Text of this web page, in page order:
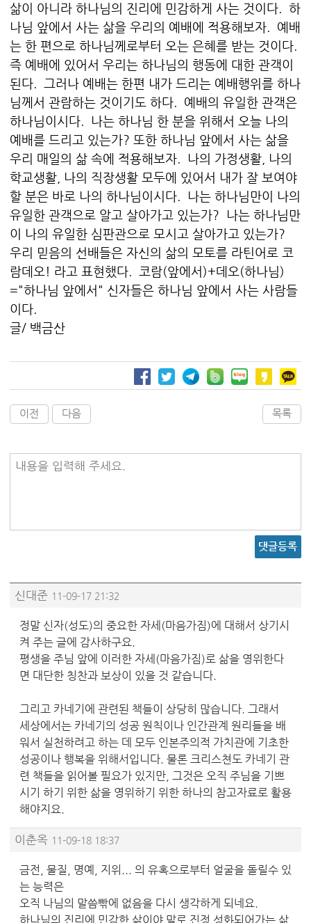
삶이 아니라 하나님의 진리에 민감하게 사는 것이다. 하
나님 앞에서 사는 삶을 우리의 예배에 적용해보자. 예배
는 한 편으로 하나님께로부터 오는 은혜를 받는 것이다.
즉 예배에 있어서 우리는 하나님의 행동에 대한 관객이
된다. 그러나 예배는 한편 내가 드리는 예배행위를 하나
님께서 관람하는 것이기도 하다. 예배의 유일한 관객은
하나님이시다. 나는 하나님 한 분을 위해서 오늘 나의
예배를 드리고 있는가? 또한 하나님 앞에서 사는 삶을
우리 매일의 삶 속에 적용해보자. 나의 가정생활, 나의
학교생활, 나의 직장생활 모두에 있어서 내가 잘 보여야
할 분은 바로 나의 하나님이시다. 나는 하나님만이 나의
유일한 관객으로 알고 살아가고 있는가? 나는 하나님만
이 나의 유일한 심판관으로 모시고 살아가고 있는가?
우리 믿음의 선배들은 자신의 삶의 모토를 라틴어로 코
람데오! 라고 표현했다. 코람(앞에서)+데오(하나님)
="하나님 앞에서" 신자들은 하나님 앞에서 사는 사람들
이다.
글/ 백금산
이전 다음 목록
내용을 입력해 주세요.
댓글등록
신대준 11-09-17 21:32
정말 신자(성도)의 중요한 자세(마음가짐)에 대해서 상기시
켜 주는 글에 감사하구요.
평생을 주님 앞에 이러한 자세(마음가짐)로 삶을 영위한다
면 대단한 칭찬과 보상이 있을 것 같습니다.
그리고 카네기에 관련된 책들이 상당히 많습니다. 그래서
세상에서는 카네기의 성공 원칙이나 인간관계 원리들을 배
워서 실천하려고 하는 데 모두 인본주의적 가치관에 기초한
성공이나 행복을 위해서입니다. 물론 크리스쳔도 카네기 관
련 책들을 읽어볼 필요가 있지만, 그것은 오직 주님을 기쁘
시기 하기 위한 삶을 영위하기 위한 하나의 참고자료로 활용
해야지요.
이춘옥 11-09-18 18:37
금전, 물질, 명예, 지위... 의 유혹으로부터 얼굴을 돌릴수 있
는 능력은
오직 나님의 말씀빢에 없음을 다시 생각하게 되네요.
하나님의 진리에 민감한 삶이야 말로 진정 성화되어가는 삶